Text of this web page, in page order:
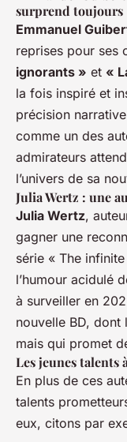
surprend toujours
Emmanuel
reprises pour ses
ignorants » et «
la fois inspiré et
précision
comme un des
admirateurs
l’univers de sa
Julia Wertz : une
Julia Wertz,
gagner une
série « The
l’humour acidulé
à surveiller en
nouvelle BD, dont
mais qui promet
Les jeunes talents
En plus de ces
talents
eux, citons par